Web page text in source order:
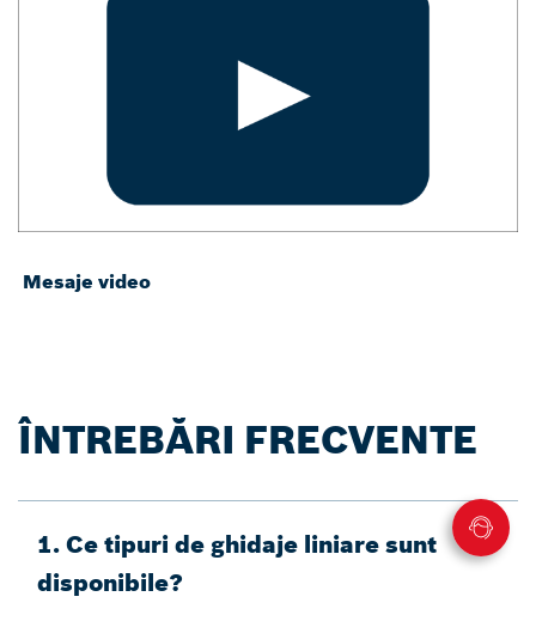
Mesaje video
ÎNTREBĂRI FRECVENTE
1. Ce tipuri de ghidaje liniare sunt
disponibile?